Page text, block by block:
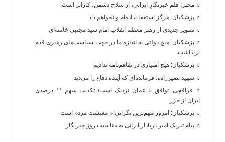
مخبر: قلمِ خبرنگارِ ایرانی، از سلاح دشمن، کاراتر است
پزشکیان: هرگز استعفا نداده‌ام و نخواهم داد
تصویر جدیدی از رهبر معظم انقلاب امام سید مجتبی خامنه‌ای
پزشکیان: هیچ دولتی به اندازه ما در جهت سیاست‌های رهبری قدم
برنداشت
پزشکیان: هیچ امتیازی در تفاهم‌نامه ندادیم
شهید نصیرزاده؛ فرمانده‌ای که آینده دفاع را می‌دید
عراقچی: توافق با عمان نزدیک است/ تکذیب سهم ۱۱ درصدی
ایران از خزر
پزشکیان: امروز مهم‌ترین نگرانی‌ام معیشت مردم است
پیام تبریک امیر دریادار ایرانی به مناسبت روز خبرنگار